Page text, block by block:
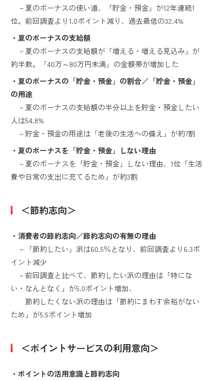
－夏のボーナスの使い道、「貯金・預金」が12年連続1
位。前回調査より1.0ポイント減り、過去最低の32.4%
・夏のボーナスの支給額
－夏のボーナスの支給額が「増える・増える見込み」が
約半数。「40万～80万円未満」の金額帯が増加した
・夏のボーナスの「貯金・預金」の割合／「貯金・預金」
の用途
－夏のボーナスの支給額の半分以上を貯金・預金したい
人は54.8%
－貯金・預金の用途は「老後の生活への備え」が約7割
・夏のボーナスを「貯金・預金」しない理由
－夏のボーナスを「貯金・預金」しない理由、1位「生活
費や日常の支出に充てるため」が約3割
＜節約志向＞
・消費者の節約志向／節約志向の有無の理由
－「節約したい」派は60.5％となり、前回調査より6.3ポ
イント減少
－前回調査と比べて、節約したい派の理由は「特にな
い・なんとなく」が5.0ポイント増加、
節約したくない派の理由は「節約にまわす余裕がない
ため」が5.5ポイント増加
＜ポイントサービスの利用意向＞
・ポイントの活用意識と節約志向